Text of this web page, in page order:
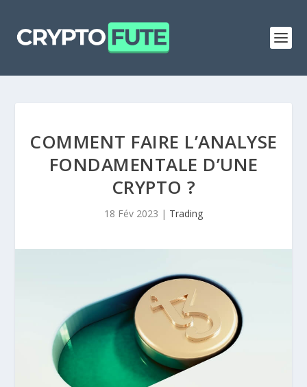
COMMENT FAIRE L’ANALYSE
FONDAMENTALE D’UNE
CRYPTO ?
18 Fév 2023 | Trading